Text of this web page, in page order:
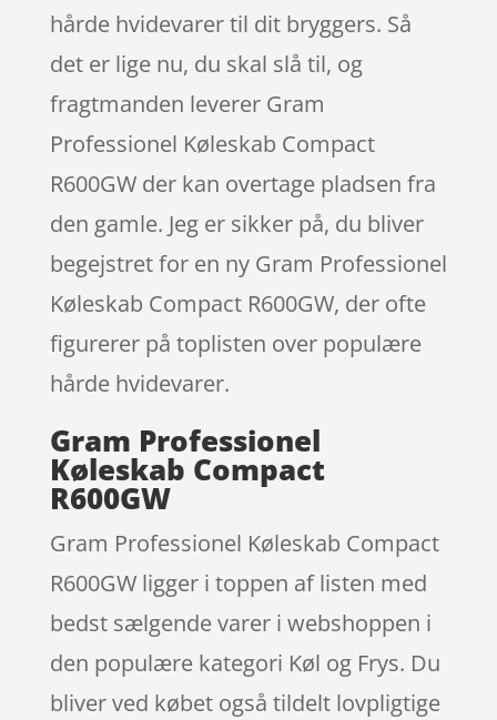
hårde hvidevarer til dit bryggers. Så
det er lige nu, du skal slå til, og
fragtmanden leverer Gram
Professionel Køleskab Compact
R600GW der kan overtage pladsen fra
den gamle. Jeg er sikker på, du bliver
begejstret for en ny Gram Professionel
Køleskab Compact R600GW, der ofte
figurerer på toplisten over populære
hårde hvidevarer.
Gram Professionel
Køleskab Compact
R600GW
Gram Professionel Køleskab Compact
R600GW ligger i toppen af listen med
bedst sælgende varer i webshoppen i
den populære kategori Køl og Frys. Du
bliver ved købet også tildelt lovpligtige